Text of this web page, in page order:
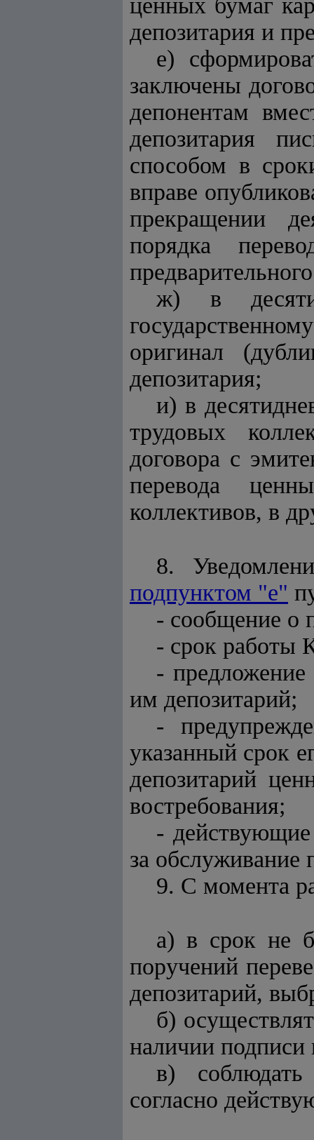
ценных бумаг
депозитария и
е)
заключены
депонентам
депозитария
способом в
вправе
прекращении
порядка
ж) в
оригинал
депозитария;
и) в
трудовых
договора с
перевода
коллективов, в
8.
подпунктом "е"
- сообщение о
- срок работы
-
им депозитарий;
-
указанный срок
депозитарий
востребования;
-
за
9. С момента
а) в срок не
поручений
депозитарий,
б)
наличии подписи
в) соблюдать
согласно